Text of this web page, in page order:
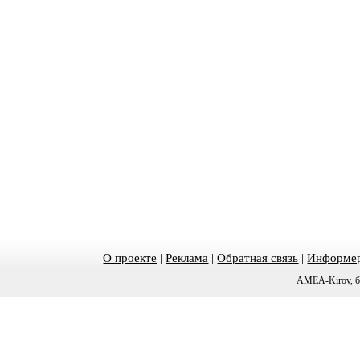
О проекте |Реклама |Обратная связь |
AMEA-Kirov,